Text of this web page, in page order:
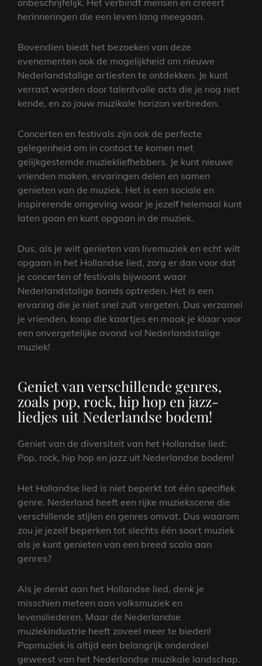
onbeschrijfelijk. Het verbindt mensen en creëert
herinneringen die een leven lang meegaan.
Bovendien biedt het bezoeken van deze
evenementen ook de mogelijkheid om nieuwe
Nederlandstalige artiesten te ontdekken. Je kunt
verrast worden door talentvolle acts die je nog niet
kende, en zo jouw muzikale horizon verbreden.
Concerten en festivals zijn ook de perfecte
gelegenheid om in contact te komen met
gelijkgestemde muziekliefhebbers. Je kunt nieuwe
vrienden maken, ervaringen delen en samen
genieten van de muziek. Het is een sociale en
inspirerende omgeving waar je jezelf helemaal kunt
laten gaan en kunt opgaan in de muziek.
Dus, als je wilt genieten van livemuziek en echt wilt
opgaan in het Hollandse lied, zorg er dan voor dat
je concerten of festivals bijwoont waar
Nederlandstalige bands optreden. Het is een
ervaring die je niet snel zult vergeten. Dus verzamel
je vrienden, koop die kaartjes en maak je klaar voor
een onvergetelijke avond vol Nederlandstalige
muziek!
Geniet van verschillende genres,
zoals pop, rock, hip hop en jazz-
liedjes uit Nederlandse bodem!
Geniet van de diversiteit van het Hollandse lied:
Pop, rock, hip hop en jazz uit Nederlandse bodem!
Het Hollandse lied is niet beperkt tot één specifiek
genre. Nederland heeft een rijke muziekscene die
verschillende stijlen en genres omvat. Dus waarom
zou je jezelf beperken tot slechts één soort muziek
als je kunt genieten van een breed scala aan
genres?
Als je denkt aan het Hollandse lied, denk je
misschien meteen aan volksmuziek en
levensliederen. Maar de Nederlandse
muziekindustrie heeft zoveel meer te bieden!
Popmuziek is altijd een belangrijk onderdeel
geweest van het Nederlandse muzikale landschap.